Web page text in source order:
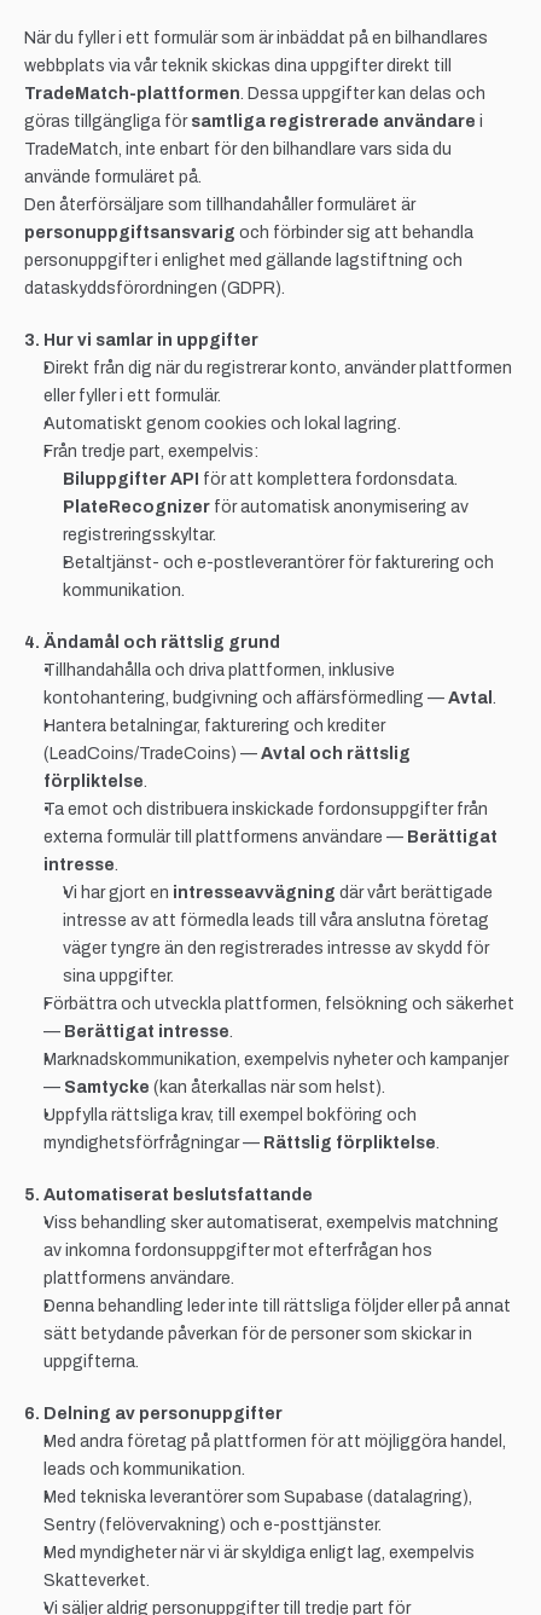
När du fyller i ett formulär som är inbäddat på en bilhandlares
TradeMatch-plattformen. Dessa uppgifter kan delas och
göras tillgängliga för samtliga registrerade användare i
TradeMatch, inte enbart för den bilhandlare vars sida du
använde formuläret på.
Den återförsäljare som tillhandahåller formuläret är
personuppgiftsansvarig och förbinder sig att behandla
personuppgifter i enlighet med gällande lagstiftning och
dataskyddsförordningen (GDPR).
3. Hur vi samlar in uppgifter
Direkt från dig när du registrerar konto, använder plattformen
eller fyller i ett formulär.
Automatiskt genom cookies och lokal lagring.
Från tredje part, exempelvis:
Biluppgifter API för att komplettera fordonsdata.
PlateRecognizer för automatisk anonymisering av
registreringsskyltar.
Betaltjänst- och e-postleverantörer för fakturering och
kommunikation.
4. Ändamål och rättslig grund
Tillhandahålla och driva plattformen, inklusive
kontohantering, budgivning och affärsförmedling — Avtal.
Hantera betalningar, fakturering och krediter
(LeadCoins/TradeCoins) — Avtal och rättslig
förpliktelse.
Ta emot och distribuera inskickade fordonsuppgifter från
externa formulär till plattformens användare — Berättigat
intresse.
Vi har gjort en intresseavvägning där vårt berättigade
intresse av att förmedla leads till våra anslutna företag
väger tyngre än den registrerades intresse av skydd för
sina uppgifter.
Förbättra och utveckla plattformen, felsökning och säkerhet
— Berättigat intresse.
Marknadskommunikation, exempelvis nyheter och kampanjer
— Samtycke (kan återkallas när som helst).
Uppfylla rättsliga krav, till exempel bokföring och
myndighetsförfrågningar — Rättslig förpliktelse.
5. Automatiserat beslutsfattande
Viss behandling sker automatiserat, exempelvis matchning
av inkomna fordonsuppgifter mot efterfrågan hos
plattformens användare.
Denna behandling leder inte till rättsliga följder eller på annat
sätt betydande påverkan för de personer som skickar in
uppgifterna.
6. Delning av personuppgifter
Med andra företag på plattformen för att möjliggöra handel,
leads och kommunikation.
Med tekniska leverantörer som Supabase (datalagring),
Sentry (felövervakning) och e-posttjänster.
Med myndigheter när vi är skyldiga enligt lag, exempelvis
Skatteverket.
Vi säljer aldrig personuppgifter till tredje part för